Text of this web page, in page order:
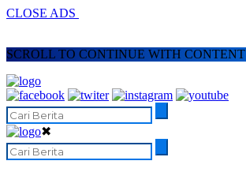
CLOSE ADS
SCROLL TO CONTINUE WITH CONTENT
✖